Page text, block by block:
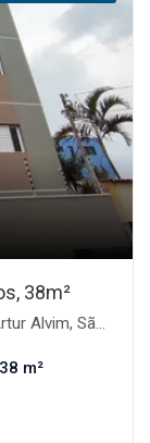
38m²
São Paulo-SP
38 m²